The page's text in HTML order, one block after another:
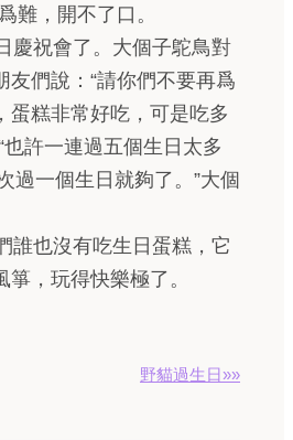
難，開不了口。
祝會了。大個子鴕鳥對
友們說：“請你們不要再爲
蛋糕非常好吃，可是吃多
許一連過五個生日太多
過一個生日就夠了。”大個
也沒有吃生日蛋糕，它
，玩得快樂極了。
野貓過生日»»